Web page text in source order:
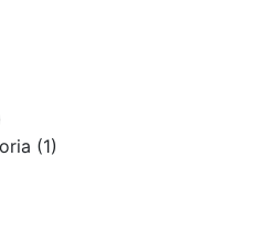
Enfermedad respiratoria (1)